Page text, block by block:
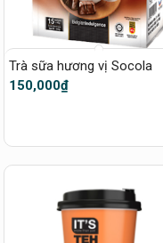
Trà sữa hương vị Socola
150,000₫